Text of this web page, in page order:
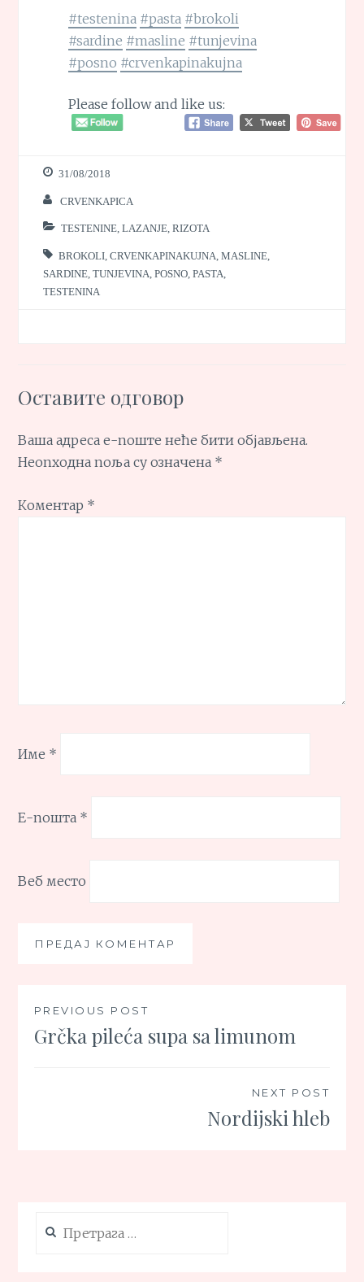
#testenina #pasta #brokoli
#sardine #masline #tunjevina
#posno #crvenkapinakujna
Please follow and like us:
31/08/2018
CRVENKAPICA
TESTENINE, LAZANJE, RIZOTA
BROKOLI ,CRVENKAPINAKUJNA ,MASLINE
SARDINE ,TUNJEVINA ,POSNO ,PASTA
TESTENINA
Оставите одговор
Ваша адреса е-поште неће бити објављена.
Неопходна поља су означена *
Коментар *
Име *
Е-пошта *
Веб место
Кретање
чланка
PREVIOUS POST
Grčka pileća supa sa limunom
NEXT POST
Nordijski hleb
за: